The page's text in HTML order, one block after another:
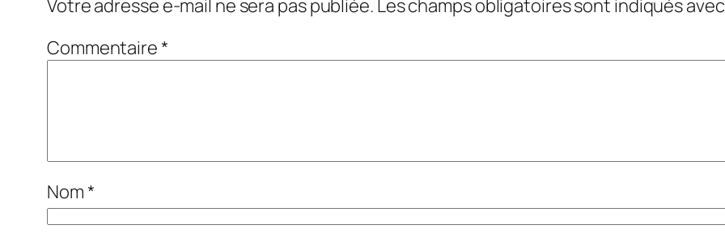
Votre adresse e-mail ne sera pas publiée. Les champs obligatoires sont indiqués
Commentaire*
Nom*